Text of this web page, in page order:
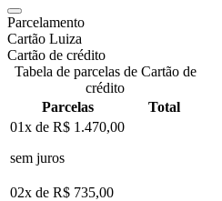
Parcelamento
Cartão Luiza
Cartão de crédito
Tabela de parcelas de Cartão de
crédito
Parcelas
Total
01x de R$ 1.470,00
sem juros
02x de R$ 735,00